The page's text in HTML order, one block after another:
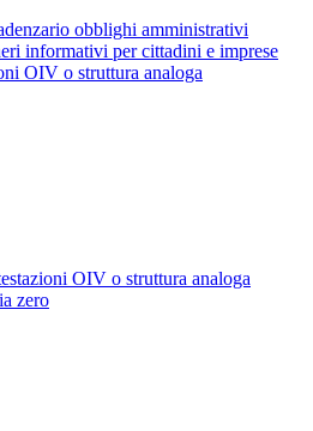
obblighi amministrativi
informativi per cittadini e imprese
OIV o struttura analoga
OIV o struttura analoga
zero